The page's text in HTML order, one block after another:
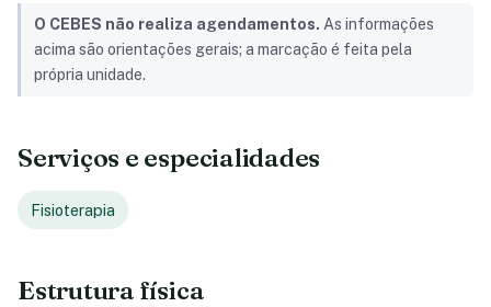
O CEBES não realiza agendamentos. As informações
acima são orientações gerais; a marcação é feita pela
própria unidade.
Serviços e especialidades
Fisioterapia
Estrutura física